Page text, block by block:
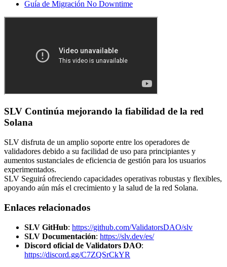
Guía de Migración No Downtime
SLV Continúa mejorando la fiabilidad de la red
Solana
SLV disfruta de un amplio soporte entre los operadores de
validadores debido a su facilidad de uso para principiantes y
aumentos sustanciales de eficiencia de gestión para los usuarios
experimentados.
SLV Seguirá ofreciendo capacidades operativas robustas y flexibles,
apoyando aún más el crecimiento y la salud de la red Solana.
Enlaces relacionados
SLV GitHub: https://github.com/ValidatorsDAO/slv
SLV Documentación: https://slv.dev/es/
Discord oficial de Validators DAO:
https://discord.gg/C7ZQSrCkYR